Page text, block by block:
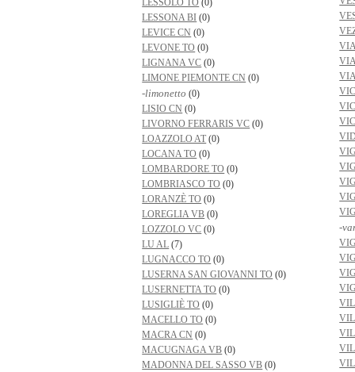
LESSOLO TO (0)
LESSONA BI (0)
LEVICE CN (0)
LEVONE TO (0)
LIGNANA VC (0)
LIMONE PIEMONTE CN (0)
-limonetto (0)
LISIO CN (0)
LIVORNO FERRARIS VC (0)
LOAZZOLO AT (0)
LOCANA TO (0)
LOMBARDORE TO (0)
LOMBRIASCO TO (0)
LORANZÈ TO (0)
LOREGLIA VB (0)
LOZZOLO VC (0)
LU AL (7)
LUGNACCO TO (0)
LUSERNA SAN GIOVANNI TO (0)
LUSERNETTA TO (0)
LUSIGLIÈ TO (0)
MACELLO TO (0)
MACRA CN (0)
MACUGNAGA VB (0)
MADONNA DEL SASSO VB (0)
-